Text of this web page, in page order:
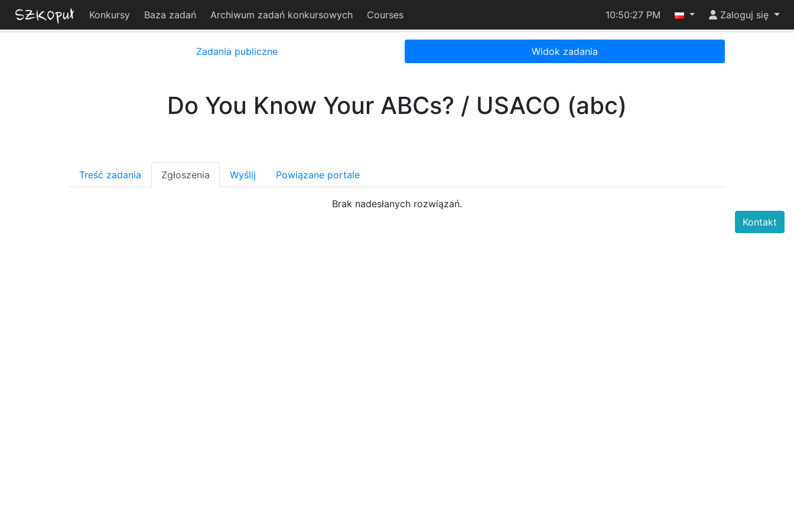
Konkursy Baza zadań Archiwum zadań konkursowych Courses 10:50:27 PM Zaloguj się
Zadania publiczne Widok zadania
Do You Know Your ABCs? / USACO (abc)
Treść zadania Zgłoszenia Wyślij Powiązane portale
Brak nadesłanych rozwiązań.
Kontakt